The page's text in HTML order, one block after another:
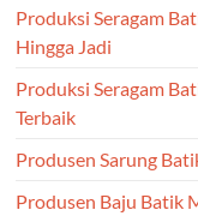
Produksi Seragam
Hingga Jadi
Produksi Seragam
Terbaik
Produsen Sarung
Produsen Baju Batik